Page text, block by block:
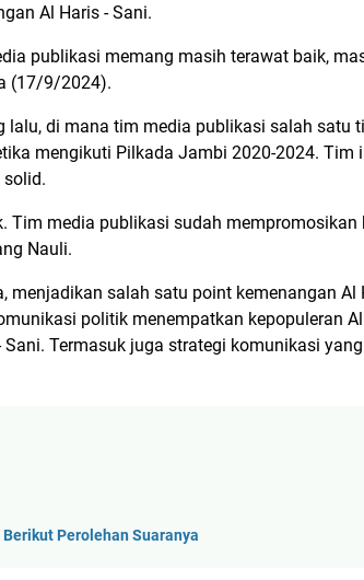
Al Haris - Sani.
publikasi memang masih terawat baik,
(17/9/2024).
di mana tim media publikasi salah satu
mengikuti Pilkada Jambi 2020-2024. Tim
Tim media publikasi sudah mempromosikan
Nauli.
salah satu point kemenangan Al
politik menempatkan kepopuleran
Termasuk juga strategi komunikasi
Perolehan Suaranya